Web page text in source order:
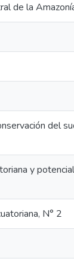
de la
del
y
N° 2